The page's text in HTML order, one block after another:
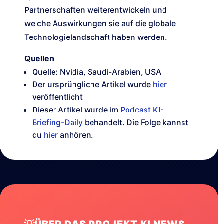
Partnerschaften weiterentwickeln und
welche Auswirkungen sie auf die globale
Technologielandschaft haben werden.
Quellen
Quelle: Nvidia, Saudi-Arabien, USA
Der ursprüngliche Artikel wurde hier
veröffentlicht
Dieser Artikel wurde im Podcast KI-
Briefing-Daily behandelt. Die Folge kannst
du hier anhören.